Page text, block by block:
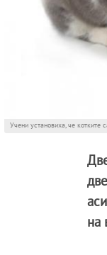
Учени установиха, че котките
на